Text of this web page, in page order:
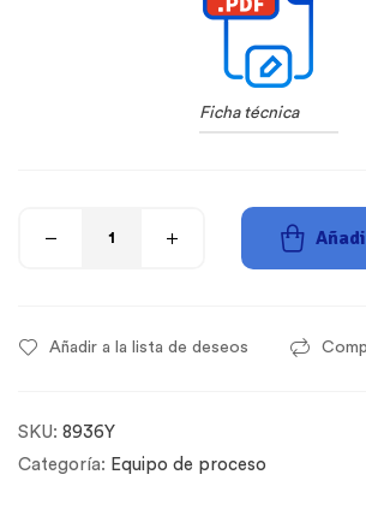
Ficha técnica
Añadir a la lista de deseos
SKU: 8936Y
Categoría: Equipo de proceso